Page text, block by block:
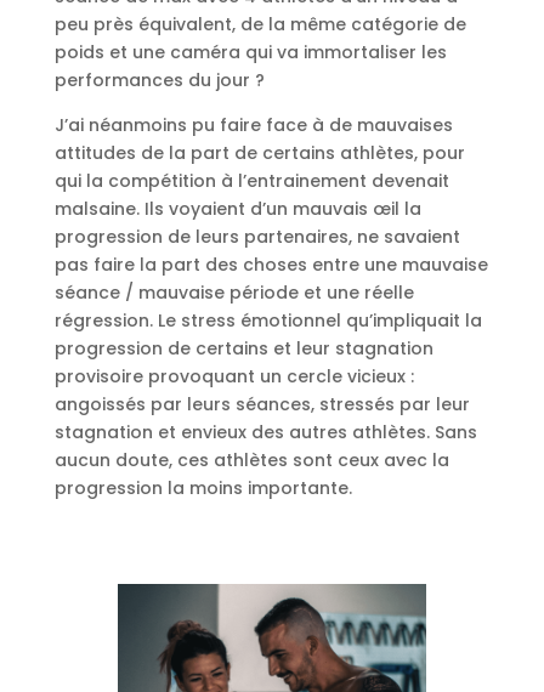
peu près équivalent, de la même catégorie de
poids et une caméra qui va immortaliser les
performances du jour ?
J’ai néanmoins pu faire face à de mauvaises
attitudes de la part de certains athlètes, pour
qui la compétition à l’entrainement devenait
malsaine. Ils voyaient d’un mauvais œil la
progression de leurs partenaires, ne savaient
pas faire la part des choses entre une mauvaise
séance / mauvaise période et une réelle
régression. Le stress émotionnel qu’impliquait la
progression de certains et leur stagnation
provisoire provoquant un cercle vicieux :
angoissés par leurs séances, stressés par leur
stagnation et envieux des autres athlètes. Sans
aucun doute, ces athlètes sont ceux avec la
progression la moins importante.